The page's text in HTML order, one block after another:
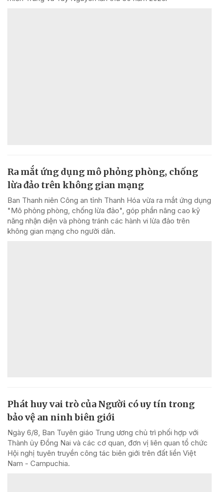
Ra mắt ứng dụng mô phỏng phòng, chống
lừa đảo trên không gian mạng
Ban Thanh niên Công an tỉnh Thanh Hóa vừa ra mắt ứng dụng
"Mô phỏng phòng, chống lừa đảo", góp phần nâng cao kỹ
năng nhận diện và phòng tránh các hành vi lừa đảo trên
không gian mạng cho người dân.
Phát huy vai trò của Người có uy tín trong
bảo vệ an ninh biên giới
Ngày 6/8, Ban Tuyên giáo Trung ương chủ trì phối hợp với
Thành ủy Đồng Nai và các cơ quan, đơn vị liên quan tổ chức
Hội nghị tuyên truyền công tác biên giới trên đất liền Việt
Nam - Campuchia.